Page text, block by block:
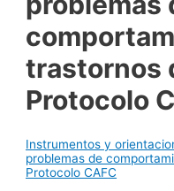
trastornos
Protocolo
Instrumentos y
problemas de
Protocolo CAFC